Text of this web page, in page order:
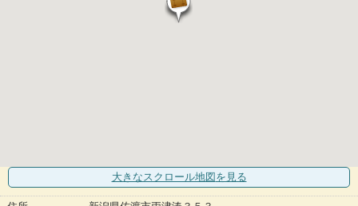
大きなスクロール地図 を見る